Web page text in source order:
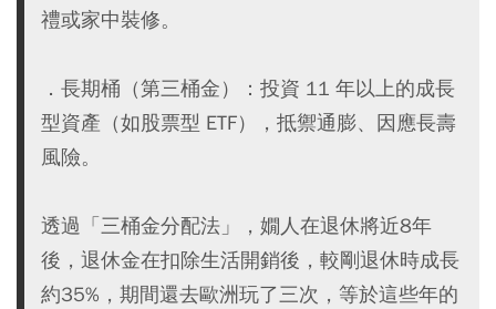
禮或家中裝修。
．長期桶（第三桶金）：投資 11 年以上的成長
型資產（如股票型 ETF），抵禦通膨、因應長壽
風險。
透過「三桶金分配法」，嫺人在退休將近8年
後，退休金在扣除生活開銷後，較剛退休時成長
約35%，期間還去歐洲玩了三次，等於這些年的